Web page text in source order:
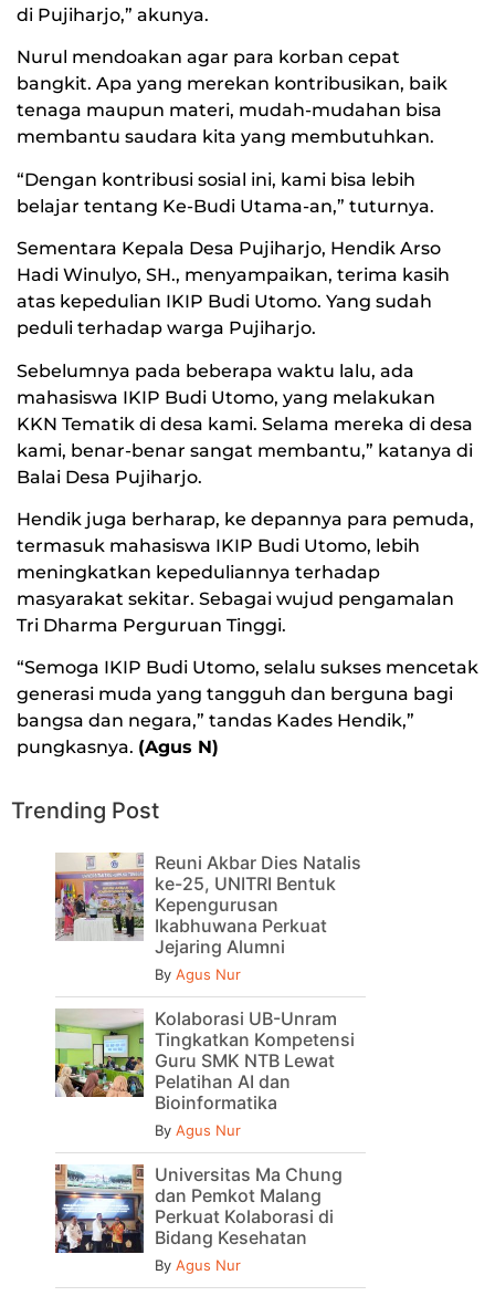
di Pujiharjo,” akunya.
Nurul mendoakan agar para korban cepat
bangkit. Apa yang merekan kontribusikan, baik
tenaga maupun materi, mudah-mudahan bisa
membantu saudara kita yang membutuhkan.
“Dengan kontribusi sosial ini, kami bisa lebih
belajar tentang Ke-Budi Utama-an,” tuturnya.
Sementara Kepala Desa Pujiharjo, Hendik Arso
Hadi Winulyo, SH., menyampaikan, terima kasih
atas kepedulian IKIP Budi Utomo. Yang sudah
peduli terhadap warga Pujiharjo.
Sebelumnya pada beberapa waktu lalu, ada
mahasiswa IKIP Budi Utomo, yang melakukan
KKN Tematik di desa kami. Selama mereka di desa
kami, benar-benar sangat membantu,” katanya di
Balai Desa Pujiharjo.
Hendik juga berharap, ke depannya para pemuda,
termasuk mahasiswa IKIP Budi Utomo, lebih
meningkatkan kepeduliannya terhadap
masyarakat sekitar. Sebagai wujud pengamalan
Tri Dharma Perguruan Tinggi.
“Semoga IKIP Budi Utomo, selalu sukses mencetak
generasi muda yang tangguh dan berguna bagi
bangsa dan negara,” tandas Kades Hendik,”
pungkasnya. (Agus N)
Trending Post
Reuni Akbar Dies Natalis
ke-25, UNITRI Bentuk
Kepengurusan
Ikabhuwana Perkuat
Jejaring Alumni
By Agus Nur
Kolaborasi UB-Unram
Tingkatkan Kompetensi
Guru SMK NTB Lewat
Pelatihan AI dan
Bioinformatika
By Agus Nur
Universitas Ma Chung
dan Pemkot Malang
Perkuat Kolaborasi di
Bidang Kesehatan
By Agus Nur